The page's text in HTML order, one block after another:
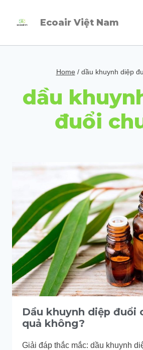
Ecoair Việt Nam
Home / dầu khuynh diệp
dầu
đuổi
Dầu khuynh diệp đuổi
quả không?
Giải đáp thắc mắc: dầu khuynh